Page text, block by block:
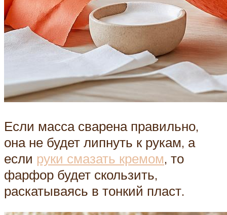
Если масса сварена правильно,
она не будет липнуть к рукам, а
если руки смазать кремом, то
фарфор будет скользить,
раскатываясь в тонкий пласт.